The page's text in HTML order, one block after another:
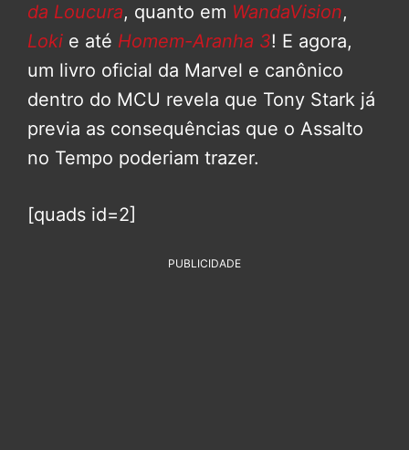
da Loucura, quanto em WandaVision,
Loki e até Homem-Aranha 3! E agora,
um livro oficial da Marvel e canônico
dentro do MCU revela que Tony Stark já
previa as consequências que o Assalto
no Tempo poderiam trazer.
[quads id=2]
PUBLICIDADE